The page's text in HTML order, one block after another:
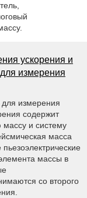
ускорения и
для измерения
для измерения
содержит
массу и систему
масса
массы в
со второго